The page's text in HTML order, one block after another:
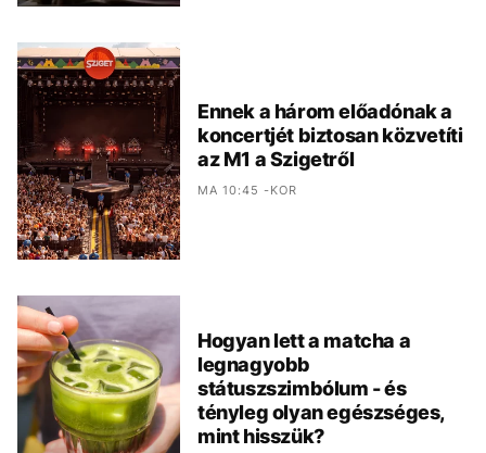
Ennek a három előadónak a
koncertjét biztosan közvetíti
az M1 a Szigetről
MA 10:45 -KOR
Hogyan lett a matcha a
legnagyobb
státuszszimbólum - és
tényleg olyan egészséges,
mint hisszük?